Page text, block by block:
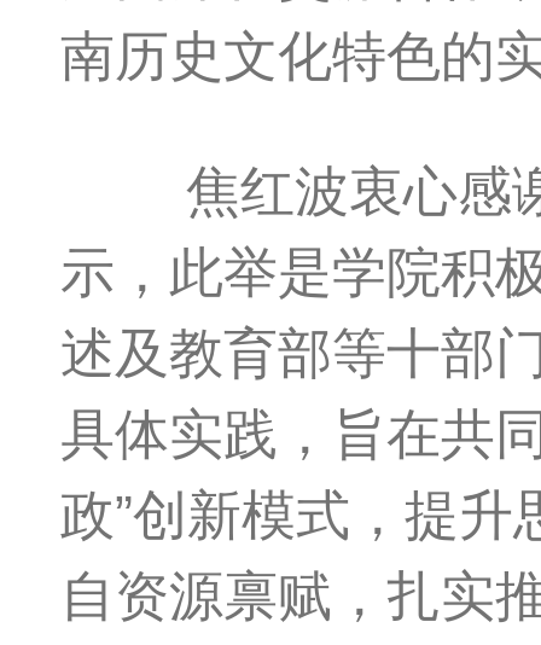
南历史文化特色的
焦红波衷心感谢
示，此举是学院积
述及教育部等十部
具体实践，旨在共
政”创新模式，提
自资源禀赋，扎实